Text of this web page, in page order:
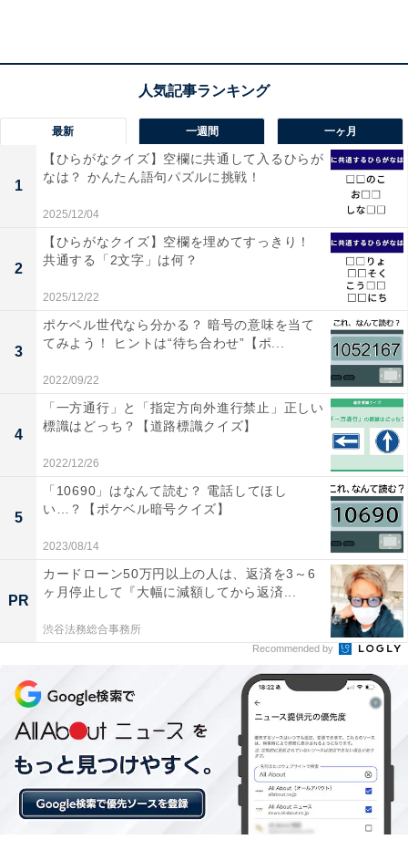
1
最新 一週間 一ヶ月
1
【ひらがなクイズ】空欄に共通して入るひらが
なは？ かんたん語句パズルに挑戦！
2025/12/04
2
【ひらがなクイズ】空欄を埋めてすっきり！
共通する「2文字」は何？
2025/12/22
3
ポケベル世代なら分かる？ 暗号の意味を当て
てみよう！ ヒントは“待ち合わせ”【ポ...
2022/09/22
4
「一方通行」と「指定方向外進行禁止」正しい
標識はどっち？【道路標識クイズ】
2022/12/26
5
「10690」はなんて読む？ 電話してほし
い…？【ポケベル暗号クイズ】
2023/08/14
PR
カードローン50万円以上の人は、返済を3～6
ヶ月停止して『大幅に減額してから返済...
渋谷法務総合事務所
Recommended by